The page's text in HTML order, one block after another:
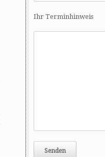
Ihr Terminhinweis